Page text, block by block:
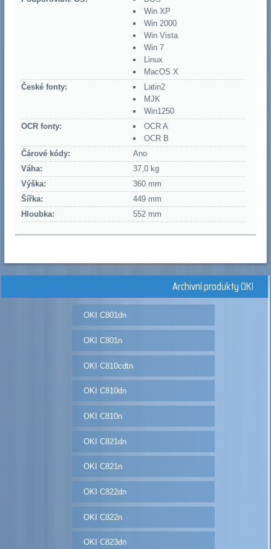
Win XP
Win 2000
Win Vista
Win 7
Linux
MacOS X
České fonty:
Latin2
MJK
Win1250
OCR fonty:
OCR A
OCR B
Čárové kódy:
Ano
Váha:
37,0 kg
Výška:
360 mm
Šířka:
449 mm
Hloubka:
552 mm
Archivní produkty OKI
OKI C801dn
OKI C801n
OKI C810cdtn
OKI C810dn
OKI C810n
OKI C821dn
OKI C821n
OKI C822dn
OKI C822n
OKI C823dn